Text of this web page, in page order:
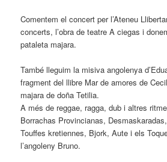
Comentem el concert per l’Ateneu
concerts, l’obra de teatre A ciegas i
pataleta majara.
També lleguim la misiva angolenya
fragment del llibre Mar de amores de
majara de doña Tetilia.
A més de reggae, ragga, dub i altres
Borrachas Provincianas,
Touffes kretiennes, Bjork, Aute i els
l’angoleny Bruno.